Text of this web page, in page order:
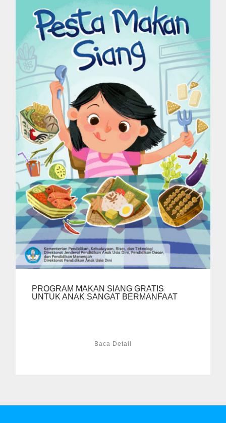
PROGRAM MAKAN SIANG GRATIS
UNTUK ANAK SANGAT BERMANFAAT
Baca Detail